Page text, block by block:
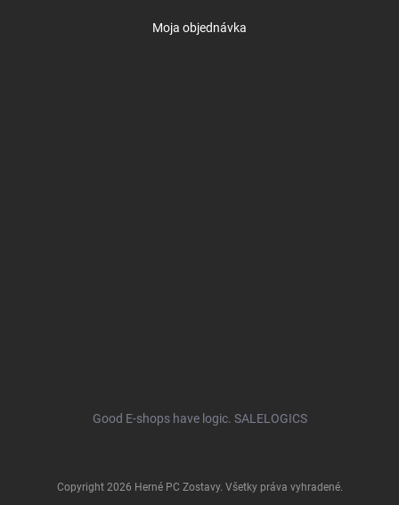
Moja objednávka
Good E-shops have logic. SALELOGICS
Copyright 2026 Herné PC Zostavy. Všetky práva vyhradené.